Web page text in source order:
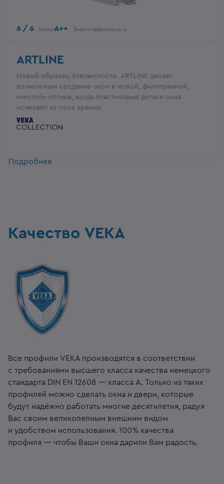
6 / 6 КамерA++ Энергоэффективность
ARTLINE
Новый образец элегантности. ARTLINE делает
возможным создание окон в новой, филигранной,
«чистой» оптике, когда пластиковые детали окна
исчезают из поля зрения.
Подробнее
Качество VEKA
Все профили VEKA производятся в соответствии
с требованиями высшего класса качества немецкого
стандарта DIN EN 12608 — класса А. Только из таких
профилей можно сделать окна и двери, которые
будут надёжно работать многие десятилетия, радуя
Вас своим великолепным внешним видом
и удобством использования. 100% качества
профиля — чтобы Ваши окна дарили Вам радость.